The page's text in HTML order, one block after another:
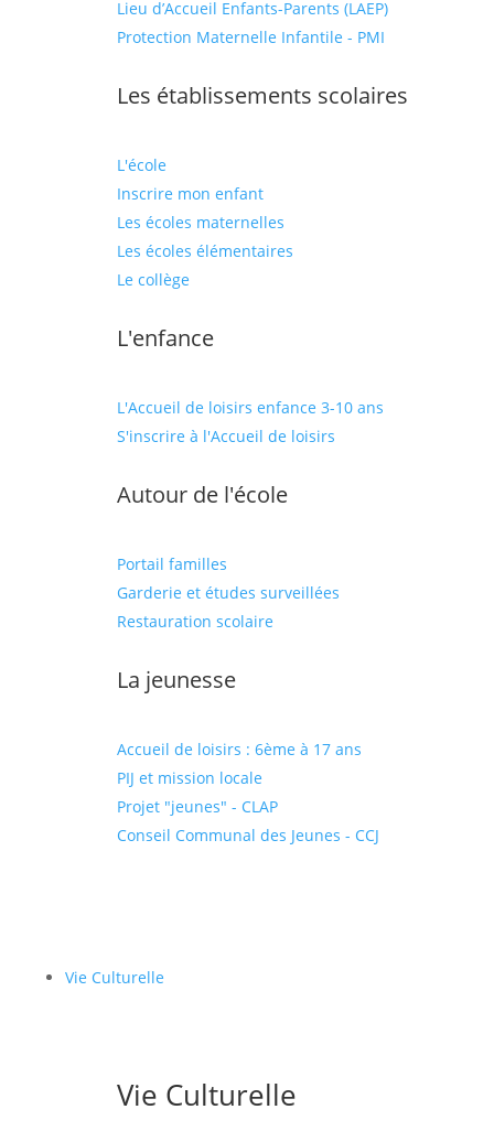
Lieu d’Accueil Enfants-Parents (LAEP)
Protection Maternelle Infantile - PMI
Les établissements scolaires
L'école
Inscrire mon enfant
Les écoles maternelles
Les écoles élémentaires
Le collège
L'enfance
L'Accueil de loisirs enfance 3-10 ans
S'inscrire à l'Accueil de loisirs
Autour de l'école
Portail familles
Garderie et études surveillées
Restauration scolaire
La jeunesse
Accueil de loisirs : 6ème à 17 ans
PIJ et mission locale
Projet "jeunes" - CLAP
Conseil Communal des Jeunes - CCJ
Vie Culturelle
Vie Culturelle